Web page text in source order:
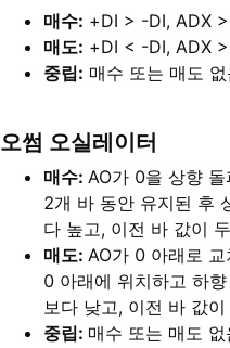
매수: +DI > -DI, ADX
매도: +DI < -DI, ADX
중립: 매수 또는 매도 없
오썸 오실레이터
매수: AO가 0을 상향
2개 바 동안 유지된 후
다 높고, 이전 바 값이
매도: AO가 0 아래로
0 아래에 위치하고 하
보다 낮고, 이전 바 값
중립: 매수 또는 매도 없